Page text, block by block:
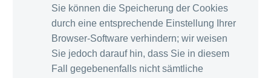
Sie können die Speicherung der Cookies
durch eine entsprechende Einstellung Ihrer
Browser-Software verhindern; wir weisen
Sie jedoch darauf hin, dass Sie in diesem
Fall gegebenenfalls nicht sämtliche